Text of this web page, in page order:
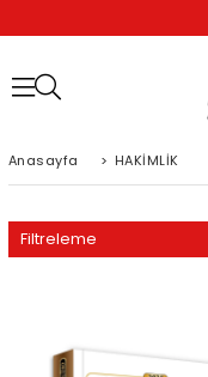
Anasayfa > HAKİMLİK
Filtreleme